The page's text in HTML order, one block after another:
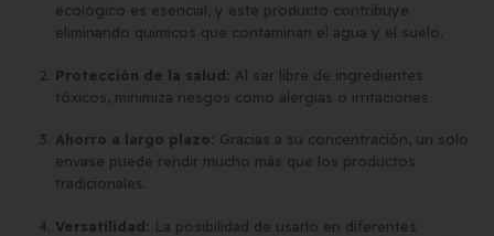
ecológico es esencial, y este producto contribuye
eliminando químicos que contaminan el agua y el suelo.
Protección de la salud:
Al ser libre de ingredientes
tóxicos, minimiza riesgos como alergias o irritaciones.
Ahorro a largo plazo:
Gracias a su concentración, un solo
envase puede rendir mucho más que los productos
tradicionales.
Versatilidad:
La posibilidad de usarlo en diferentes